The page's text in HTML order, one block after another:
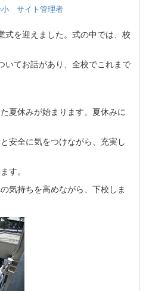
小 サイト管理者
を迎えました。式の中では、校
いてお話があり、全校でこれまで
夏休みが始まります。夏休みに
安全に気をつけながら、充実し
す。
気持ちを高めながら、下校しま